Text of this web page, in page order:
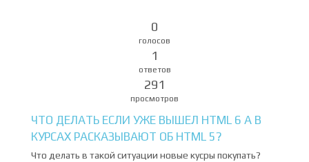
0
голосов
1
ответов
291
просмотров
ЧТО ДЕЛАТЬ ЕСЛИ УЖЕ ВЫШЕЛ HTML 6 А В
КУРСАХ РАСКАЗЫВАЮТ ОБ HTML 5?
Что делать в такой ситуации новые кусры покупать?